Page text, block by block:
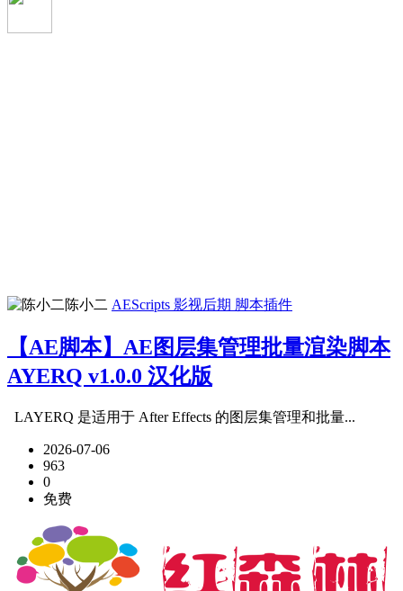
陈小二 AEScripts 影视后期 脚本插件
【AE脚本】AE图层集管理批量渲染脚本
AYERQ v1.0.0 汉化版
LAYERQ 是适用于 After Effects 的图层集管理和批量...
2026-07-06
963
0
免费